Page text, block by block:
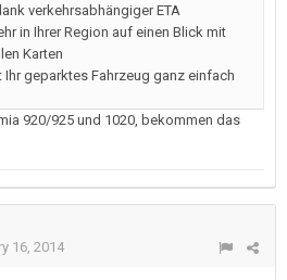
verkehrsabhängiger ETA
in Ihrer Region auf einen Blick mit
Karten
Ihr geparktes Fahrzeug ganz einfach
920/925 und 1020, bekommen das
16, 2014